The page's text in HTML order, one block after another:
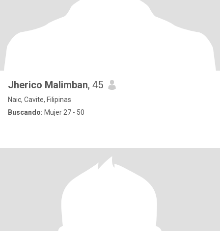
Jherico Malimban, 45
Naic, Cavite, Filipinas
Buscando: Mujer 27 - 50